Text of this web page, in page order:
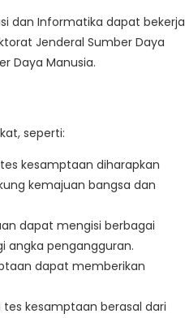
dan Informatika dapat bekerja
Jenderal Sumber Daya
Daya Manusia.
seperti:
kesamptaan diharapkan
kemajuan bangsa dan
dapat mengisi berbagai
angka pengangguran.
dapat memberikan
kesamptaan berasal dari